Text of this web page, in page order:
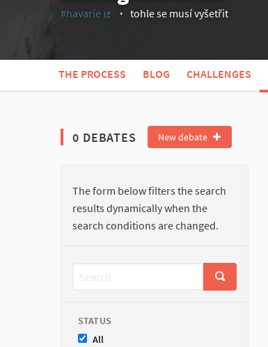
#havarie
tohle se musí vyšetřit
THE PROCESS BLOG CHALLENGES
0 DEBATES New debate
The form below filters the search
results dynamically when the
search conditions are changed.
STATUS
All